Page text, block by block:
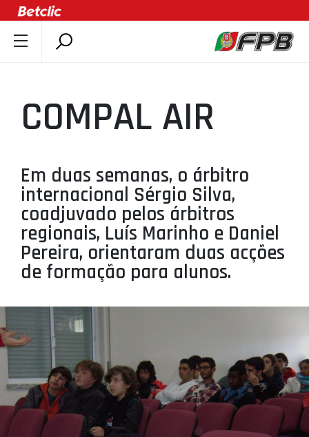
ÚLTIMAS
ASSOCIAÇÕES
CLUBES
AGENTES
AGENDA
SELEÇÕES
MINIBASQUETE
ÁREA TÉCNICA
PROJETOS
LIGA BETCLIC MASCULINA
LIGA BETCLIC FEMININA
COMPAL AIR
Em duas semanas, o árbitro
internacional Sérgio Silva,
coadjuvado pelos árbitros
regionais, Luís Marinho e Daniel
Pereira, orientaram duas acções
de formação para alunos.